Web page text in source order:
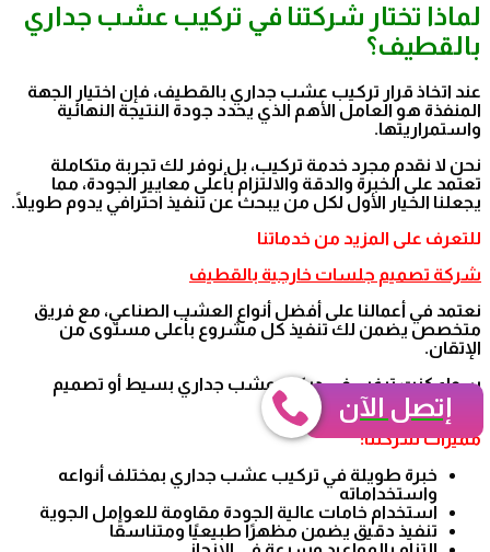
لماذا تختار شركتنا في تركيب عشب جداري
بالقطيف؟
عند اتخاذ قرار تركيب عشب جداري بالقطيف، فإن اختيار الجهة
المنفذة هو العامل الأهم الذي يحدد جودة النتيجة النهائية
واستمراريتها.
نحن لا نقدم مجرد خدمة تركيب، بل نوفر لك تجربة متكاملة
تعتمد على الخبرة والدقة والالتزام بأعلى معايير الجودة، مما
يجعلنا الخيار الأول لكل من يبحث عن تنفيذ احترافي يدوم طويلًا.
للتعرف على المزيد من خدماتنا
شركة تصميم جلسات خارجية بالقطيف
نعتمد في أعمالنا على أفضل أنواع العشب الصناعي، مع فريق
متخصص يضمن لك تنفيذ كل مشروع بأعلى مستوى من
الإتقان.
سواء كنت ترغب في ديكور عشب جداري بسيط أو تصميم
متكامل.
مميزات شركتنا:
خبرة طويلة في تركيب عشب جداري بمختلف أنواعه
واستخداماته
استخدام خامات عالية الجودة مقاومة للعوامل الجوية
تنفيذ دقيق يضمن مظهرًا طبيعيًا ومتناسقًا
إتصل الآن